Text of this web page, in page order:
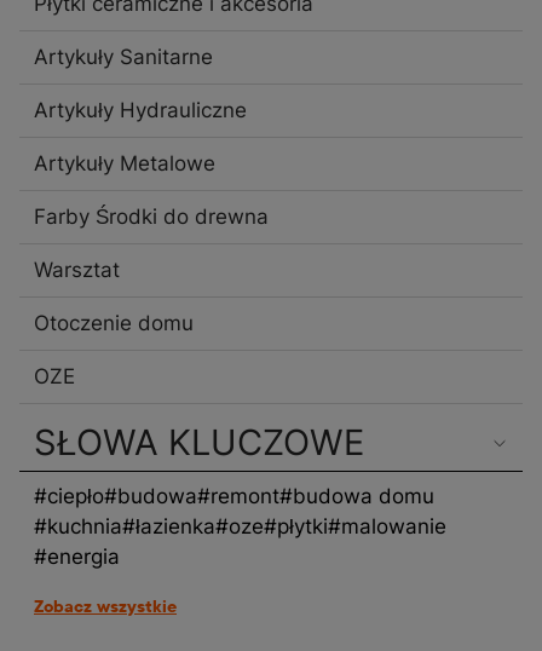
Artykuły Sanitarne
Artykuły Hydrauliczne
Artykuły Metalowe
Farby Środki do drewna
Warsztat
Otoczenie domu
OZE
SŁOWA KLUCZOWE
#ciepło#budowa#remont#budowa domu
#kuchnia#łazienka#oze#płytki#malowanie
#energia
Zobacz wszystkie